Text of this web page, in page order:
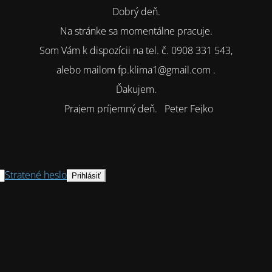
Dobrý deň.
Na stránke sa momentálne pracuje.
Som Vám k dispozícii na tel. č. 0908 331 543,
alebo mailom fp.klima1@gmail.com .
Ďakujem.
Prajem príjemný deň. Peter Fejko
Stratené heslo